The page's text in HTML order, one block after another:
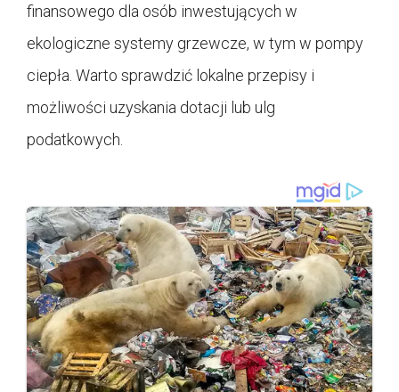
finansowego dla osób inwestujących w
ekologiczne systemy grzewcze, w tym w pompy
ciepła. Warto sprawdzić lokalne przepisy i
możliwości uzyskania dotacji lub ulg
podatkowych.